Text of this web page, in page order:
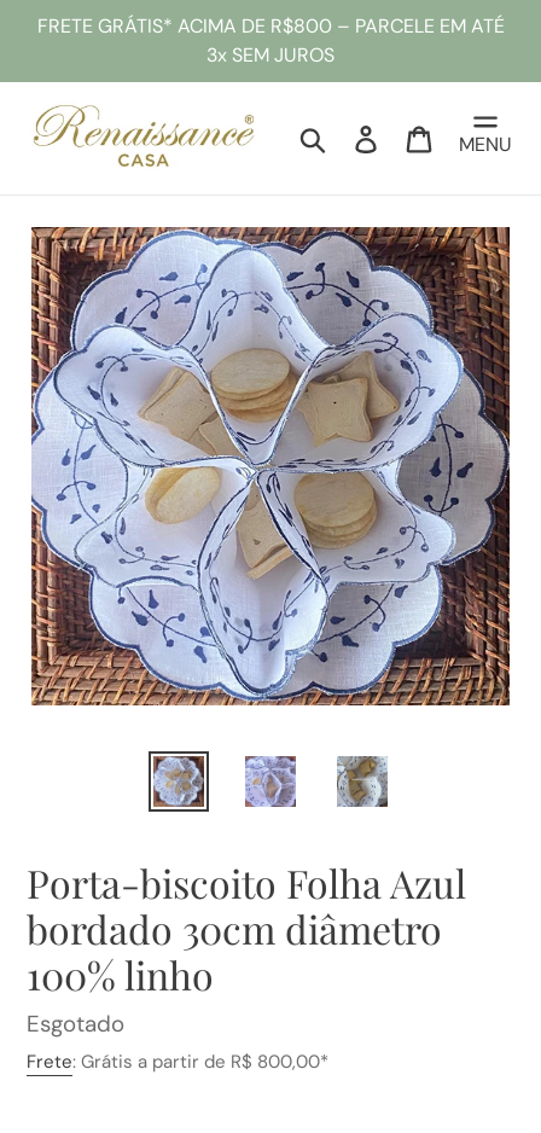
conteúdo
FRETE GRÁTIS* ACIMA DE R$800 – PARCELE EM ATÉ
3x SEM JUROS
PesquisarEntrar Sacola
MENU
Porta-biscoito Folha Azul
bordado 30cm diâmetro
100% linho
Preço
normal
Esgotado
Frete: Grátis a partir de R$ 800,00*